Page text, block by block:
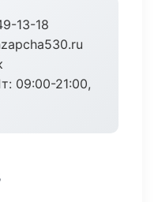
13-18
09:00-21:00,